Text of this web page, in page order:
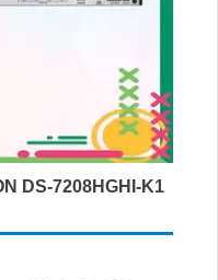
DS-7208HGHI-K1